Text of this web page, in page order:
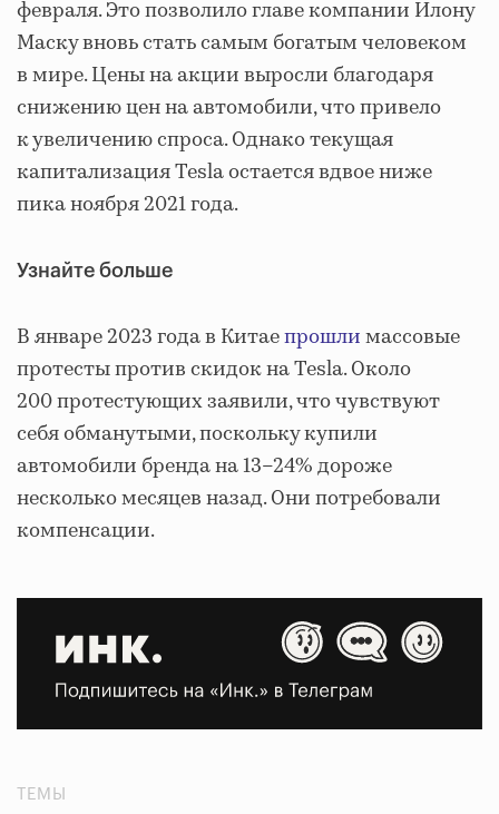
февраля. Это позволило главе компании Илону
Маску вновь стать самым богатым человеком
в мире. Цены на акции выросли благодаря
снижению цен на автомобили, что привело
к увеличению спроса. Однако текущая
капитализация Tesla остается вдвое ниже
пика ноября 2021 года.
Узнайте больше
В январе 2023 года в Китаепрошлимассовые
протесты против скидок на Tesla. Около
200 протестующих заявили, что чувствуют
себя обманутыми, поскольку купили
автомобили бренда на 13–24% дороже
несколько месяцев назад. Они потребовали
компенсации.
ТЕМЫ